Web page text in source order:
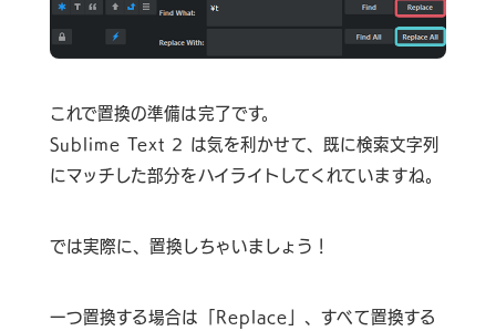
これで置換の準備は完了です。
Sublime Text 2 は気を利かせて、既に検索文字列
にマッチした部分をハイライトしてくれていますね。
では実際に、置換しちゃいましょう！
一つ置換する場合は「Replace」、すべて置換する